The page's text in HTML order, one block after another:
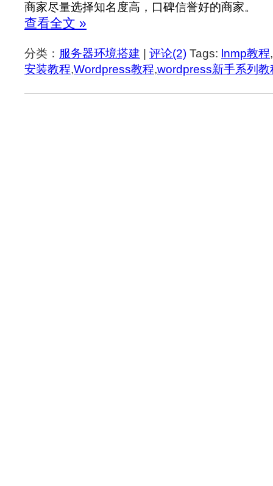
商家尽量选择知名度高，口碑信誉好的商家。
查看全文 »
分类： 服务器环境搭建 | 评论(2) Tags: lnmp教程,
安装教程,Wordpress教程,wordpress新手系列教